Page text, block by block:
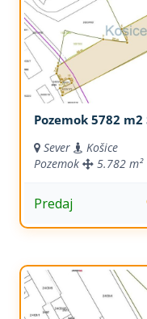
Pozemok 5782
Sever
Košice
Pozemok
5.782 m²
Predaj